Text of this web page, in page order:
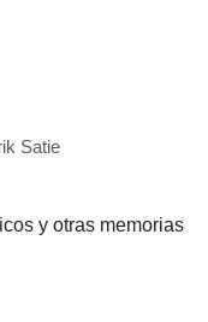
Satie
y otras memorias